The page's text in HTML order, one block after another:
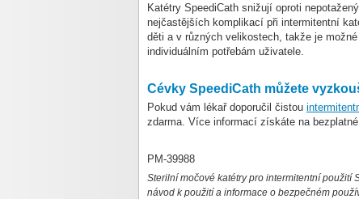
Katétry SpeediCath snižují oproti
nejčastějších komplikací při intermitentní
děti a v různých velikostech, takže je
individuálním potřebám uživatele.
Cévky SpeediCath můžete
Pokud vám lékař doporučil čistou
zdarma. Více informací získáte na
PM-39988
Sterilní močové katétry pro intermitentní použití
návod k použití a informace o bezpečném